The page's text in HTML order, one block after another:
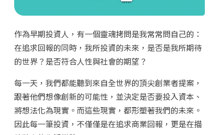
作為早期投資人，有一個靈魂拷問是我常常問自己的：
在追求回報的同時，我所投資的未來，是否是我所期待
的世界？是否符合人性與社會的期望？
每一天，我們都能聽到來自全世界的頂尖創業者提案，
跟著他們想像創新的可能性，並決定是否要投入資本、
將想法化為現實。而這些現實，都形塑著我們的未來。
因此每一筆投資，不僅僅是在追求商業回報，更是在描